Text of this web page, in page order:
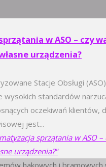
w ASO – czy
urządzenia?
Stacje Obsługi
wysokich standardów
oczekiwań klientów,
jest...
sprzątania w ASO
urządzenia?"